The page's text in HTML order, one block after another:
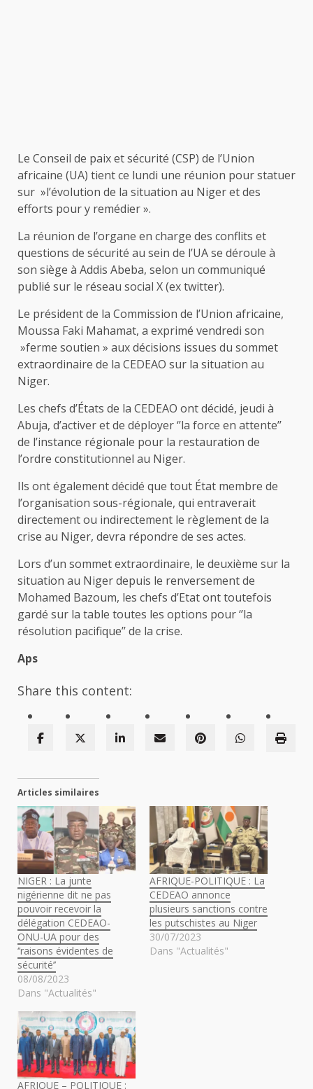
Le Conseil de paix et sécurité (CSP) de l’Union
africaine (UA) tient ce lundi une réunion pour statuer
sur »l’évolution de la situation au Niger et des
efforts pour y remédier ».
La réunion de l’organe en charge des conflits et
questions de sécurité au sein de l’UA se déroule à
son siège à Addis Abeba, selon un communiqué
publié sur le réseau social X (ex twitter).
Le président de la Commission de l’Union africaine,
Moussa Faki Mahamat, a exprimé vendredi son
»ferme soutien » aux décisions issues du sommet
extraordinaire de la CEDEAO sur la situation au
Niger.
Les chefs d’États de la CEDEAO ont décidé, jeudi à
Abuja, d’activer et de déployer ‘’la force en attente’’
de l’instance régionale pour la restauration de
l’ordre constitutionnel au Niger.
Ils ont également décidé que tout État membre de
l’organisation sous-régionale, qui entraverait
directement ou indirectement le règlement de la
crise au Niger, devra répondre de ses actes.
Lors d’un sommet extraordinaire, le deuxième sur la
situation au Niger depuis le renversement de
Mohamed Bazoum, les chefs d’Etat ont toutefois
gardé sur la table toutes les options pour ‘’la
résolution pacifique’’ de la crise.
Aps
Share this content:
Articles similaires
NIGER : La junte
nigérienne dit ne pas
pouvoir recevoir la
délégation CEDEAO-
ONU-UA pour des
‘’raisons évidentes de
sécurité’’
08/08/2023
Dans "Actualités"
AFRIQUE-POLITIQUE : La
CEDEAO annonce
plusieurs sanctions contre
les putschistes au Niger
30/07/2023
Dans "Actualités"
AFRIQUE – POLITIQUE :